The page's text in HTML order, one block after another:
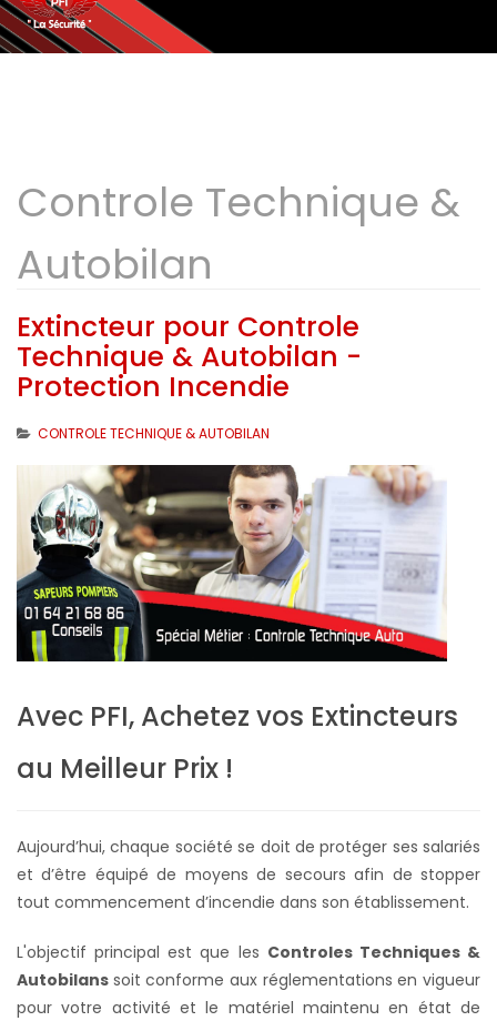
Controle Technique &
Autobilan
Extincteur pour Controle
Technique & Autobilan -
Protection Incendie
CONTROLE TECHNIQUE & AUTOBILAN
Avec PFI, Achetez vos Extincteurs
au Meilleur Prix !
Aujourd’hui, chaque société se doit de protéger ses salariés
et d’être équipé de moyens de secours afin de stopper
tout commencement d’incendie dans son établissement.
L'objectif principal est que les Controles Techniques &
Autobilans soit conforme aux réglementations en vigueur
pour votre activité et le matériel maintenu en état de